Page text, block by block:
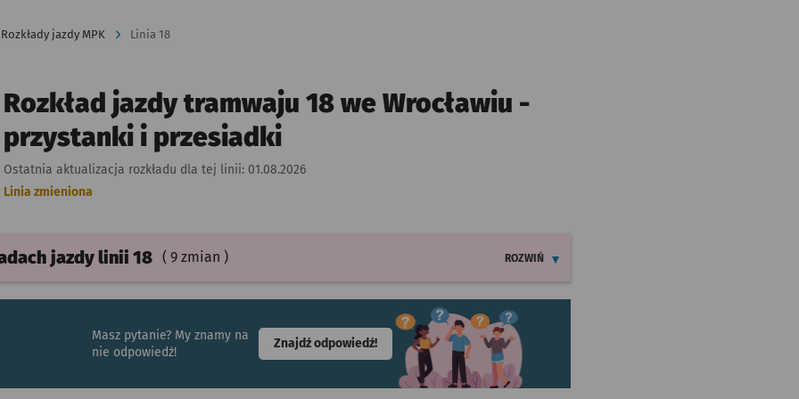
Rozkłady jazdy MPK Linia 18
Rozkład jazdy tramwaju 18 we Wrocławiu -
przystanki i przesiadki
Ostatnia aktualizacja rozkładu dla tej linii: 01.08.2026
Linia zmieniona
jazdylinii 18 ( 9 zmian )
ROZWIŃ
Masz pytanie? My znamy na
nie odpowiedź!
Znajdź odpowiedź!- otworzy się w nowej karcie